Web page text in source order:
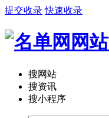
提交收录 快速收录
搜网站
搜资讯
搜小程序